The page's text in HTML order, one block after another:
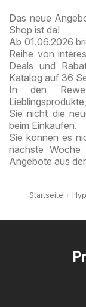
Das neue
Shop ist da!
Ab 01.06.2026
Reihe von
Deals und
Katalog auf 36
In den
Sie nicht die
beim Einkaufen.
Sie können es
nächste
Angebote aus
Startseite